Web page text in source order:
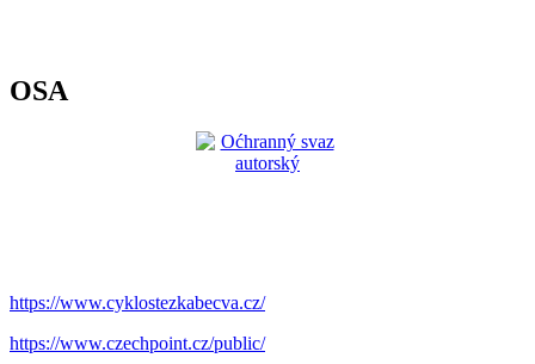
OSA
https://www.cyklostezkabecva.cz/
https://www.czechpoint.cz/public/